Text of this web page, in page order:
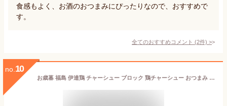
食感もよく、お酒のおつまみにぴったりなので、おすすめで
す。
全てのおすすめコメント (2件) >
no. 10
お歳暮 福島 伊達鶏 チャーシュー ブロック 鶏チャーシュー おつまみ 400g×2P